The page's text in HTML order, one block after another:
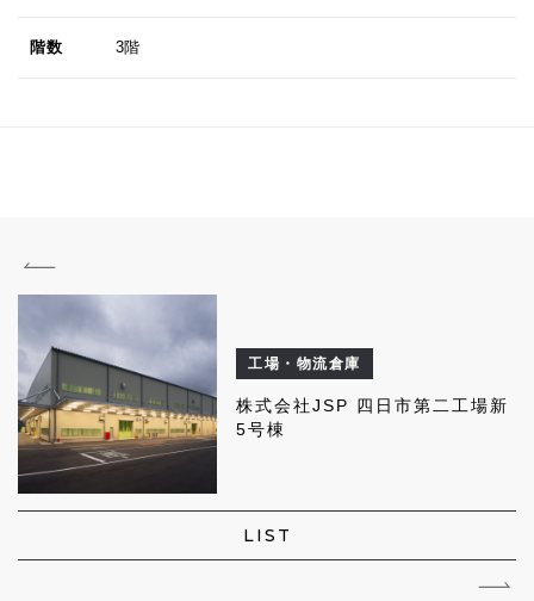
階数 3階
工場・物流倉庫
株式会社JSP 四日市第二工場新
5号棟
LIST